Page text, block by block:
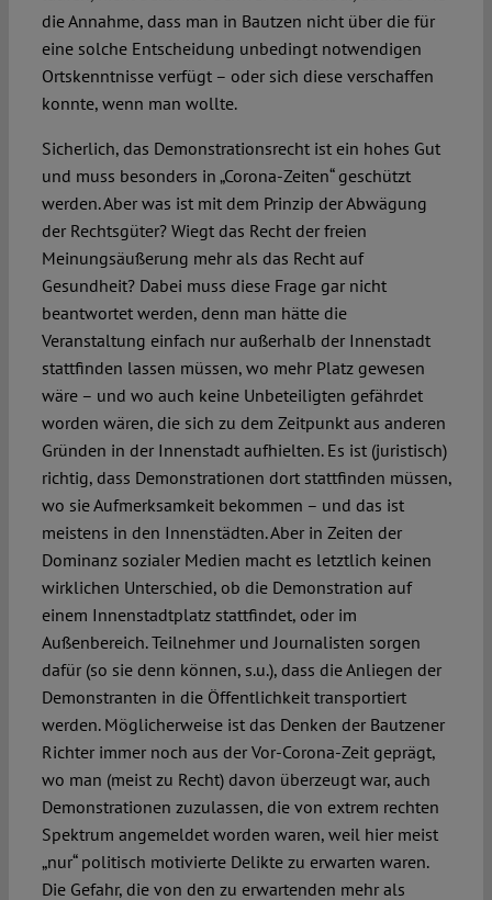
die Annahme, dass man in Bautzen nicht über die für
eine solche Entscheidung unbedingt notwendigen
Ortskenntnisse verfügt – oder sich diese verschaffen
konnte, wenn man wollte.
Sicherlich, das Demonstrationsrecht ist ein hohes Gut
und muss besonders in „Corona-Zeiten“ geschützt
werden. Aber was ist mit dem Prinzip der Abwägung
der Rechtsgüter? Wiegt das Recht der freien
Meinungsäußerung mehr als das Recht auf
Gesundheit? Dabei muss diese Frage gar nicht
beantwortet werden, denn man hätte die
Veranstaltung einfach nur außerhalb der Innenstadt
stattfinden lassen müssen, wo mehr Platz gewesen
wäre – und wo auch keine Unbeteiligten gefährdet
worden wären, die sich zu dem Zeitpunkt aus anderen
Gründen in der Innenstadt aufhielten. Es ist (juristisch)
richtig, dass Demonstrationen dort stattfinden müssen,
wo sie Aufmerksamkeit bekommen – und das ist
meistens in den Innenstädten. Aber in Zeiten der
Dominanz sozialer Medien macht es letztlich keinen
wirklichen Unterschied, ob die Demonstration auf
einem Innenstadtplatz stattfindet, oder im
Außenbereich. Teilnehmer und Journalisten sorgen
dafür (so sie denn können, s.u.), dass die Anliegen der
Demonstranten in die Öffentlichkeit transportiert
werden. Möglicherweise ist das Denken der Bautzener
Richter immer noch aus der Vor-Corona-Zeit geprägt,
wo man (meist zu Recht) davon überzeugt war, auch
Demonstrationen zuzulassen, die von extrem rechten
Spektrum angemeldet worden waren, weil hier meist
„nur“ politisch motivierte Delikte zu erwarten waren.
Die Gefahr, die von den zu erwartenden mehr als